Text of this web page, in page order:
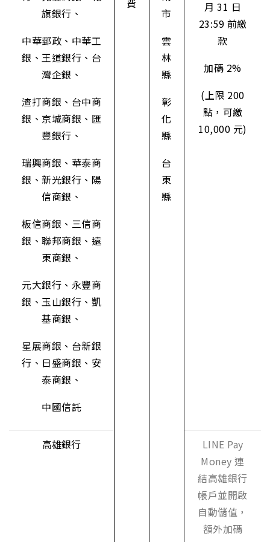
旗銀行、
中華郵政、中華工
銀、王道銀行、台
灣企銀、
渣打商銀、台中商
銀、京城商銀、匯
豐銀行、
瑞興商銀、華泰商
銀、新光銀行、陽
信商銀、
板信商銀、三信商
銀、聯邦商銀、遠
東商銀、
元大銀行、永豐商
銀、玉山銀行、凱
基商銀、
星展商銀、台新銀
行、日盛商銀、安
泰商銀、
中國信託
市
雲
林
縣
彰
化
縣
台
東
縣
月 31 日
23:59 前繳
款
加碼 2%
(上限 200
點，可繳
10,000 元)
高雄銀行
LINE Pay
Money 連
結高雄銀行
帳戶並開啟
自動儲值，
額外加碼